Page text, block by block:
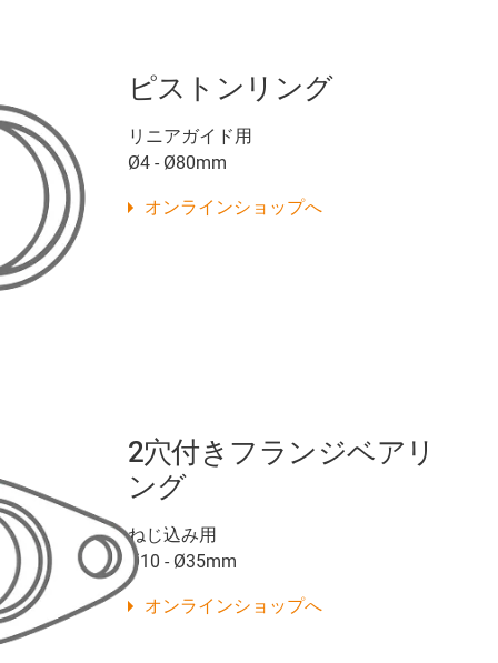
ピストンリング
リニアガイド用
Ø4 - Ø80mm
オンラインショップへ
2穴付きフランジベアリ
ング
ねじ込み用
Ø10 - Ø35mm
オンラインショップへ